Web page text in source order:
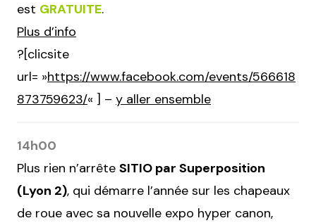
est GRATUITE.
Plus d’info
?[clicsite
url= »https://www.facebook.com/events/566618
873759623/« ] – y aller ensemble
14h00
Plus rien n’arrête SITIO par Superposition
(Lyon 2), qui démarre l’année sur les chapeaux
de roue avec sa nouvelle expo hyper canon,